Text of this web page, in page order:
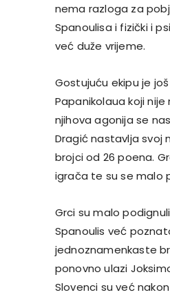
nema razloga za
Spanoulisa i fizički i
već duže vrijeme.
Gostujuću ekipu je
Papanikolaua koji
njihova agonija se
Dragić nastavlja svoj
brojci od 26 poena.
igrača te su se malo
Grci su malo
Spanoulis već
jednoznamenkaste
ponovno ulazi
Slovenci su već